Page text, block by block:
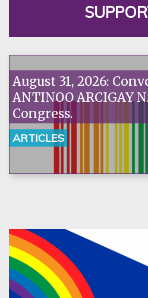
August 31, 2026:
ANTINOO ARCIGAY
Congress.
ARTICLES